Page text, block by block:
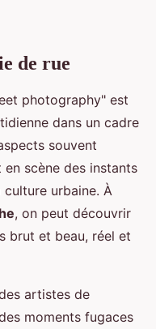
de rue
photography" est
dans un cadre
souvent
scène des instants
culture urbaine. À
, on peut découvrir
brut et beau, réel et
artistes de
moments fugaces